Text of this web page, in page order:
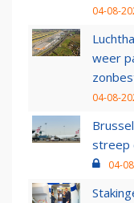
04-08-
weer
04-08-
streep
04-